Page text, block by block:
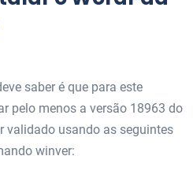
saber é que para este
pelo menos a versão 18963 do
validado usando as seguintes
winver: